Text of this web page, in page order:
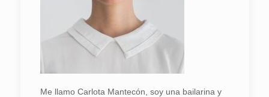
Me llamo Carlota Mantecón, soy una bailarina y